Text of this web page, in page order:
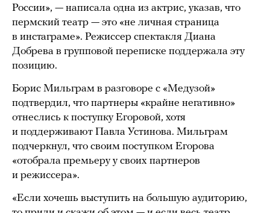
России», — написала одна из актрис, указав, что
пермский театр — это «не личная страница
в инстаграме». Режиссер спектакля Диана
Добрева в групповой переписке поддержала эту
позицию.
Борис Мильграм в разговоре с «Медузой»
подтвердил, что партнеры «крайне негативно»
отнеслись к поступку Егоровой, хотя
и поддерживают Павла Устинова. Мильграм
подчеркнул, что своим поступком Егорова
«отобрала премьеру у своих партнеров
и режиссера».
«Если хочешь выступить на большую аудиторию,